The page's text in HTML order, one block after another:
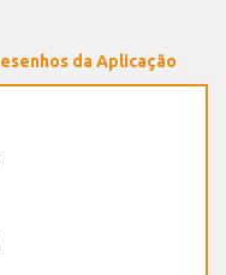
da Aplicação